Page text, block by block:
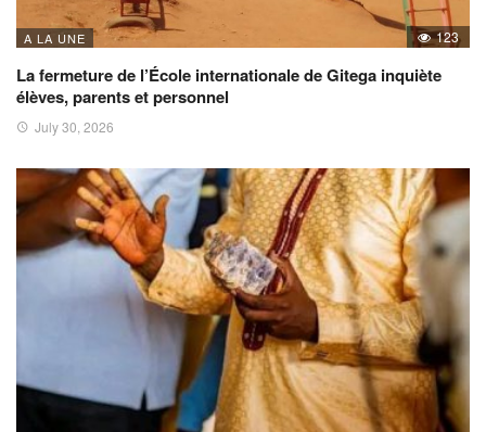
A LA UNE 123
La fermeture de l’École internationale de Gitega inquiète
élèves, parents et personnel
July 30, 2026